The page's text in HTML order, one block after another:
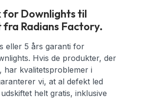
Downlights til
Radians Factory.
eller 5 års garanti for
Hvis de produkter, der
har kvalitetsproblemer i
vi, at al defekt led
helt gratis, inklusive